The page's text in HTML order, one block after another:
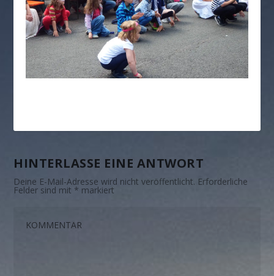
HINTERLASSE EINE ANTWORT
Deine E-Mail-Adresse wird nicht veröffentlicht. Erforderliche
Felder sind mit * markiert